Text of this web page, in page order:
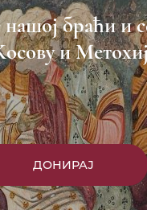
браћи и
и
ДОНИРАЈ